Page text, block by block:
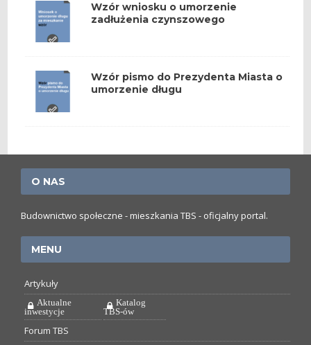
Wzór wniosku o umorzenie
zadłużenia czynszowego
Wzór pismo do Prezydenta Miasta o
umorzenie długu
O NAS
Budownictwo społeczne - mieszkania TBS - oficjalny portal.
MENU
Artykuły
Aktualne
inwestycje
Katalog
TBS-ów
Forum TBS